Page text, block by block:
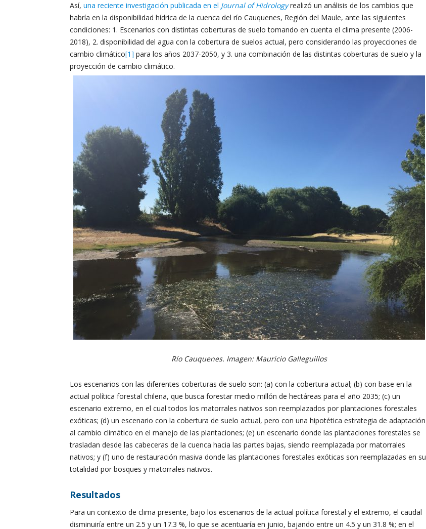
Así, una reciente investigación publicada en el Journal of Hidrologyrealizó un análisis de los cambios que
habría en la disponibilidad hídrica de la cuenca del río Cauquenes, Región del Maule, ante las siguientes
condiciones: 1. Escenarios con distintas coberturas de suelo tomando en cuenta el clima presente (2006-
2018), 2. disponibilidad del agua con la cobertura de suelos actual, pero considerando las proyecciones de
cambio climático[1] para los años 2037-2050, y 3. una combinación de las distintas coberturas de suelo y la
proyección de cambio climático.
Río Cauquenes. Imagen: Mauricio Galleguillos
Los escenarios con las diferentes coberturas de suelo son: (a) con la cobertura actual; (b) con base en la
actual política forestal chilena, que busca forestar medio millón de hectáreas para el año 2035; (c) un
escenario extremo, en el cual todos los matorrales nativos son reemplazados por plantaciones forestales
exóticas; (d) un escenario con la cobertura de suelo actual, pero con una hipotética estrategia de adaptación
al cambio climático en el manejo de las plantaciones; (e) un escenario donde las plantaciones forestales se
trasladan desde las cabeceras de la cuenca hacia las partes bajas, siendo reemplazada por matorrales
nativos; y (f) uno de restauración masiva donde las plantaciones forestales exóticas son reemplazadas en su
totalidad por bosques y matorrales nativos.
Resultados
Para un contexto de clima presente, bajo los escenarios de la actual política forestal y el extremo, el caudal
disminuiría entre un 2.5 y un 17.3 %, lo que se acentuaría en junio, bajando entre un 4.5 y un 31.8 %; en el